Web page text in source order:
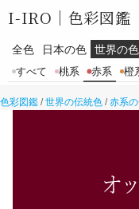
I-IRO｜ 色彩図鑑
全色 日本の色 世界の色
すべて 桃系 赤系 橙
色彩図鑑 / 世界の伝統色 / 赤系